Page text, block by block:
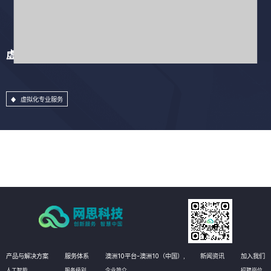
虚拟化专业服务
虚拟化专业服务
产品与解决方案 服务体系 澳洲10平台-澳洲10（中国）, 新闻资讯 加入我们